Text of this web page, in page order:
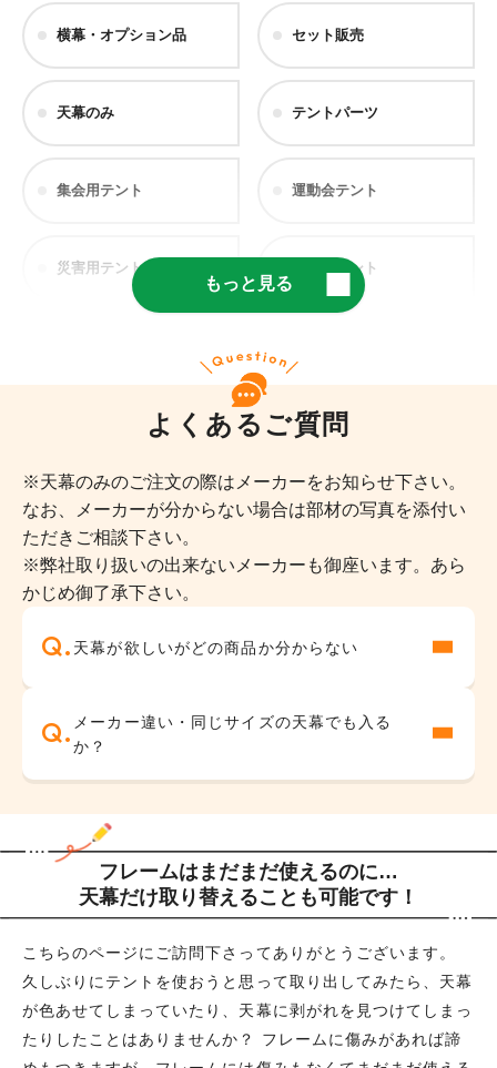
横幕・オプション品 セット販売
天幕のみ テントパーツ
集会用テント 運動会テント
災害用テント 医療用テント
部活・野外
入園式・卒園式
・卒業式
地鎮祭・お祭り
神社・お寺 バーベキュー用
もっと見る
よくあるご質問
※天幕のみのご注文の際はメーカーをお知らせ下さい。
なお、メーカーが分からない場合は部材の写真を添付い
ただきご相談下さい。
※弊社取り扱いの出来ないメーカーも御座います。あら
かじめ御了承下さい。
天幕が欲しいがどの商品か分からない
メーカー違い・同じサイズの天幕でも入る
か？
フレームはまだまだ使えるのに…
天幕だけ取り替えることも可能です！
こちらのページにご訪問下さってありがとうございます。
久しぶりにテントを使おうと思って取り出してみたら、天幕
が色あせてしまっていたり、天幕に剥がれを見つけてしまっ
たりしたことはありませんか？ フレームに傷みがあれば諦